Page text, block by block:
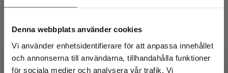
Denna webbplats använder cookies
Vi använder enhetsidentifierare för att anpassa innehållet
och annonserna till användarna, tillhandahålla funktioner
för sociala medier och analysera vår trafik. Vi
473 krinkl. moms
Exkl. moms: 446 kr